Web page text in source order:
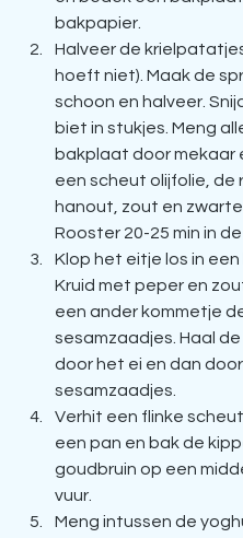
bakpapier.
Halveer de
hoeft niet). Maak de
schoon en halveer.
biet in stukjes. Meng
bakplaat door mekaar
een scheut olijfolie, de
hanout, zout en
Rooster 20-25 min in
Klop het eitje los in
Kruid met peper en
een ander kommetje
sesamzaadjes. Haal
door het ei en dan
sesamzaadjes.
Verhit een flinke
een pan en bak de
goudbruin op een
vuur.
Meng intussen de